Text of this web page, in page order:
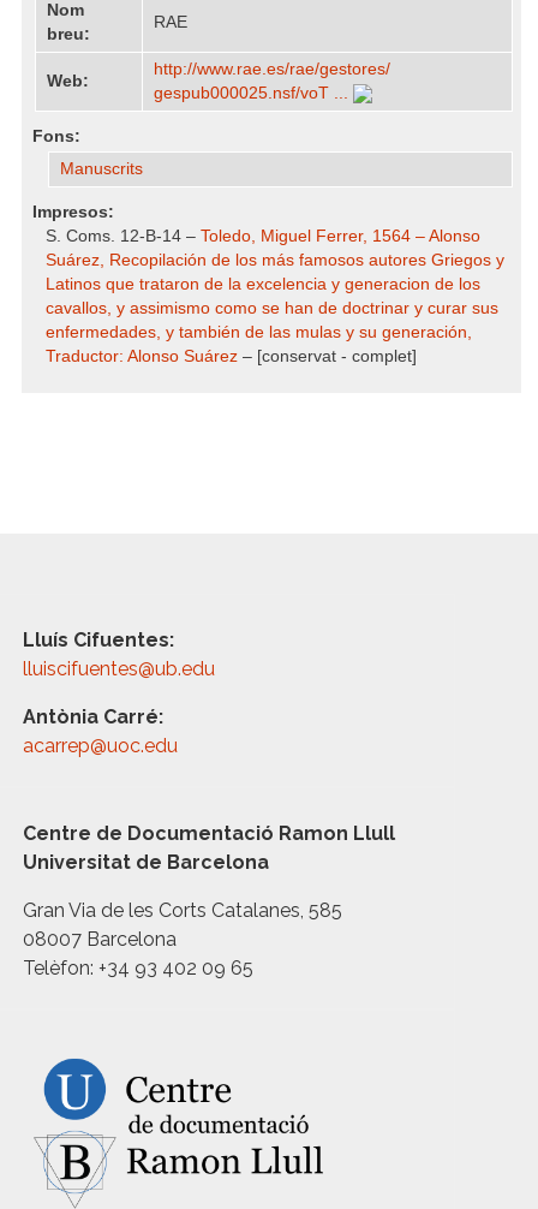
Nom
breu:
RAE
Web:
http:/​/​www.rae.es/​rae/​gestores/​
gespub000025.nsf/​voT ...
Fons:
Manuscrits
Impresos:
S. Coms. 12-B-14 – Toledo, Miguel Ferrer, 1564 – Alonso
Suárez, Recopilación de los más famosos autores Griegos y
Latinos que trataron de la excelencia y generacion de los
cavallos, y assimismo como se han de doctrinar y curar sus
enfermedades, y también de las mulas y su generación,
Traductor: Alonso Suárez – [conservat - complet]
Lluís Cifuentes:
lluiscifuentes@ub.edu
Antònia Carré:
acarrep@uoc.edu
Centre de Documentació Ramon Llull
Universitat de Barcelona
Gran Via de les Corts Catalanes, 585
08007 Barcelona
Telèfon: +34 93 402 09 65